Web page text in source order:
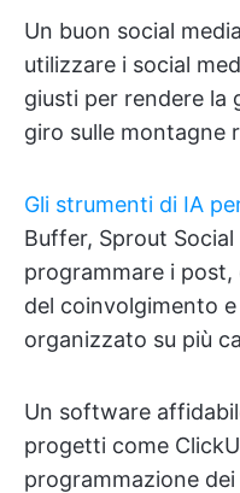
Un buon social
utilizzare i social
giusti per rendere la
giro sulle montagne
Gli strumenti di IA
Buffer, Sprout
programmare i
del coinvolgimento
organizzato su più
Un software
progetti come
programmazione